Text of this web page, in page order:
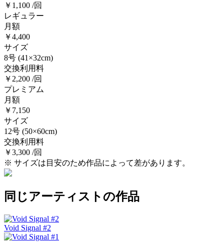
￥1,100 /回
レギュラー
月額
￥4,400
サイズ
8号 (41×32cm)
交換利用料
￥2,200 /回
プレミアム
月額
￥7,150
サイズ
12号 (50×60cm)
交換利用料
￥3,300 /回
※ サイズは目安のため作品によって差があります。
同じアーティストの作品
Void Signal #2